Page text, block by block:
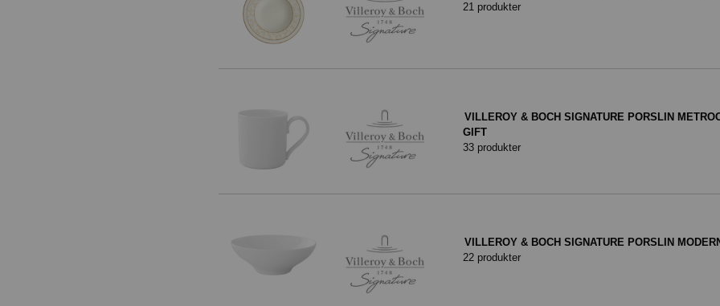
21 produkter
VILLEROY & BOCH SIGNATURE PORSLIN
GIFT
33 produkter
VILLEROY & BOCH SIGNATURE PORSLIN
22 produkter